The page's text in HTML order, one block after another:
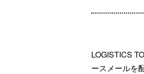
LOGISTICS
ースメールを